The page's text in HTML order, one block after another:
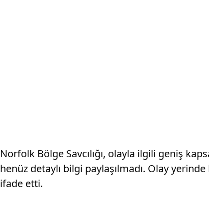
Norfolk Bölge Savcılığı, olayla ilgili geniş
henüz detaylı bilgi paylaşılmadı. Olay
ifade etti.